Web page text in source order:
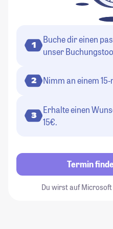
1
Buche dir einen
unser
2 Nimm an einem
3
Erhalte einen
15€.
Termin
Du wirst auf